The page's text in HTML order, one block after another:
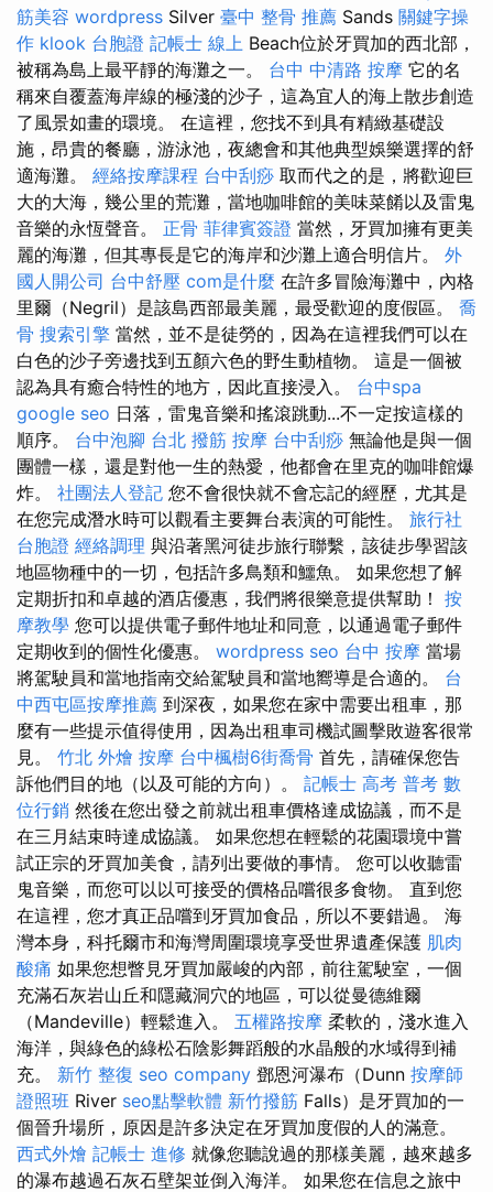
筋美容 wordpress Silver 臺中 整骨 推薦 Sands 關鍵字操
作 klook 台胞證 記帳士 線上 Beach位於牙買加的西北部，
被稱為島上最平靜的海灘之一。 台中 中清路 按摩 它的名
稱來自覆蓋海岸線的極淺的沙子，這為宜人的海上散步創造
了風景如畫的環境。 在這裡，您找不到具有精緻基礎設
施，昂貴的餐廳，游泳池，夜總會和其他典型娛樂選擇的舒
適海灘。 經絡按摩課程 台中刮痧 取而代之的是，將歡迎巨
大的大海，幾公里的荒灘，當地咖啡館的美味菜餚以及雷鬼
音樂的永恆聲音。 正骨 菲律賓簽證 當然，牙買加擁有更美
麗的海灘，但其專長是它的海岸和沙灘上適合明信片。 外
國人開公司 台中舒壓 com是什麼 在許多冒險海灘中，內格
里爾（Negril）是該島西部最美麗，最受歡迎的度假區。 喬
骨 搜索引擎 當然，並不是徒勞的，因為在這裡我們可以在
白色的沙子旁邊找到五顏六色的野生動植物。 這是一個被
認為具有癒合特性的地方，因此直接浸入。 台中spa
google seo 日落，雷鬼音樂和搖滾跳動...不一定按這樣的
順序。 台中泡腳 台北 撥筋 按摩 台中刮痧 無論他是與一個
團體一樣，還是對他一生的熱愛，他都會在里克的咖啡館爆
炸。 社團法人登記 您不會很快就不會忘記的經歷，尤其是
在您完成潛水時可以觀看主要舞台表演的可能性。 旅行社
台胞證 經絡調理 與沿著黑河徒步旅行聯繫，該徒步學習該
地區物種中的一切，包括許多鳥類和鱷魚。 如果您想了解
定期折扣和卓越的酒店優惠，我們將很樂意提供幫助！ 按
摩教學 您可以提供電子郵件地址和同意，以通過電子郵件
定期收到的個性化優惠。 wordpress seo 台中 按摩 當場
將駕駛員和當地指南交給駕駛員和當地嚮導是合適的。 台
中西屯區按摩推薦 到深夜，如果您在家中需要出租車，那
麼有一些提示值得使用，因為出租車司機試圖擊敗遊客很常
見。 竹北 外燴 按摩 台中楓樹6街喬骨 首先，請確保您告
訴他們目的地（以及可能的方向）。 記帳士 高考 普考 數
位行銷 然後在您出發之前就出租車價格達成協議，而不是
在三月結束時達成協議。 如果您想在輕鬆的花園環境中嘗
試正宗的牙買加美食，請列出要做的事情。 您可以收聽雷
鬼音樂，而您可以以可接受的價格品嚐很多食物。 直到您
在這裡，您才真正品嚐到牙買加食品，所以不要錯過。 海
灣本身，科托爾市和海灣周圍環境享受世界遺產保護 肌肉
酸痛 如果您想瞥見牙買加嚴峻的內部，前往駕駛室，一個
充滿石灰岩山丘和隱藏洞穴的地區，可以從曼德維爾
（Mandeville）輕鬆進入。 五權路按摩 柔軟的，淺水進入
海洋，與綠色的綠松石陰影舞蹈般的水晶般的水域得到補
充。 新竹 整復 seo company 鄧恩河瀑布（Dunn 按摩師
證照班 River seo點擊軟體 新竹撥筋 Falls）是牙買加的一
個晉升場所，原因是許多決定在牙買加度假的人的滿意。
西式外燴 記帳士 進修 就像您聽說過的那樣美麗，越來越多
的瀑布越過石灰石壁架並倒入海洋。 如果您在信息之旅中